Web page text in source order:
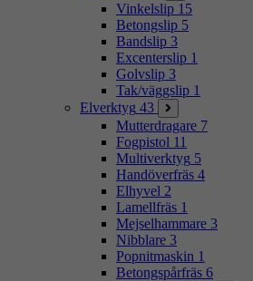
Vinkelslip 15
Betongslip 5
Bandslip 3
Excenterslip 1
Golvslip 3
Tak/väggslip 1
Elverktyg 43
Mutterdragare 7
Fogpistol 11
Multiverktyg 5
Handöverfräs 4
Elhyvel 2
Lamellfräs 1
Mejselhammare 3
Nibblare 3
Popnitmaskin 1
Betongspårfräs 6